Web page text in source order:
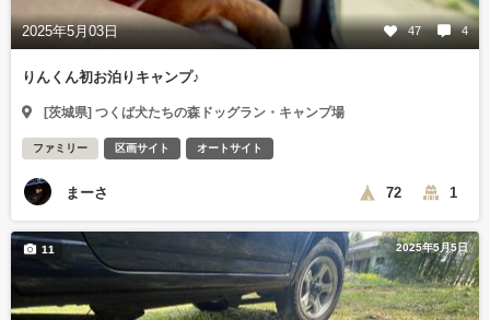
2025年5月03日 47 4
りんくん初お泊りキャンプ♪
[茨城県] つくば犬たちの森ドッグラン・キャンプ場
ファミリー 区画サイト オートサイト
まーさ 72 1
2025年5月5日
11